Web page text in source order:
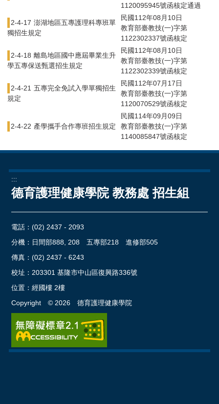
1120095945號函核定通過
2-4-17 澎湖地區五專護理科專班單
獨招生規定
民國112年08月10日
教育部臺教技(一)字第
1122302337號函核定
2-4-18 離島地區國中應屆畢業生升
學五專保送甄選招生規定
民國112年08月10日
教育部臺教技(一)字第
1122302339號函核定
2-4-21 五專完全免試入學單獨招生
規定
民國112年07月17日
教育部臺教技(一)字第
1120070529號函核定
2-4-22 產學攜手合作專班招生規定
民國114年09月09日
教育部臺教技(一)字第
1140085847號函核定
:::
德育護理健康學院 教務處 招生組
電話： (02) 2437 - 2093
分機：日間部888, 208 五專部218 進修部505
傳真：(02) 2437 - 6243
校址： 203301 基隆市中山區復興路336號
位置： 經國樓 2樓
Copyright © 2026德育護理健康學院